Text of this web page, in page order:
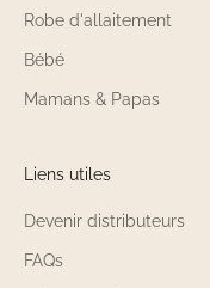
Robe d'allaitement
Bébé
Mamans & Papas
Liens utiles
Devenir distributeurs
FAQs